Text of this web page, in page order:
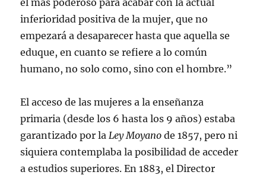
el más poderoso para acabar con la actual
inferioridad positiva de la mujer, que no
empezará a desaparecer hasta que aquella se
eduque, en cuanto se refiere a lo común
humano, no solo como, sino con el hombre.”
El acceso de las mujeres a la enseñanza
primaria (desde los 6 hasta los 9 años) estaba
garantizado por laLey Moyano de 1857, pero ni
siquiera contemplaba la posibilidad de acceder
a estudios superiores. En 1883, el Director